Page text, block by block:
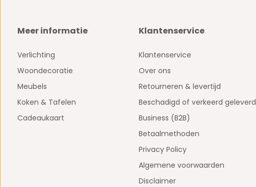
Meer informatie
Verlichting
Woondecoratie
Meubels
Koken & Tafelen
Cadeaukaart
Klantenservice
Klantenservice
Over ons
Retourneren & levertijd
Beschadigd of verkeerd geleverd
Business (B2B)
Betaalmethoden
Privacy Policy
Algemene voorwaarden
Disclaimer